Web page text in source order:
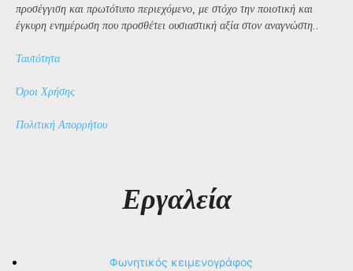
προσέγγιση και πρωτότυπο περιεχόμενο, με στόχο την ποιοτική και
έγκυρη ενημέρωση που προσθέτει ουσιαστική αξία στον αναγνώστη..
Ταυτότητα
Όροι Χρήσης
Πολιτική Απορρήτου
Εργαλεία
Φωνητικός κειμενογράφος